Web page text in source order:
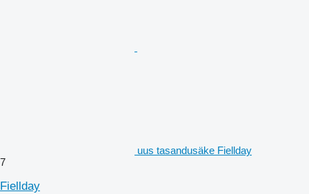
uus tasandusäke Fiellday
7
Fiellday